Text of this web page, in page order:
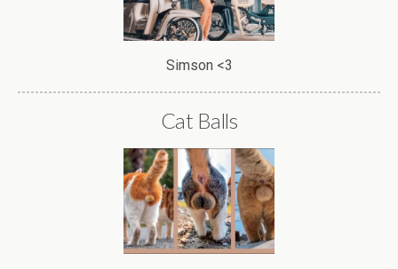
Simson <3
Cat Balls